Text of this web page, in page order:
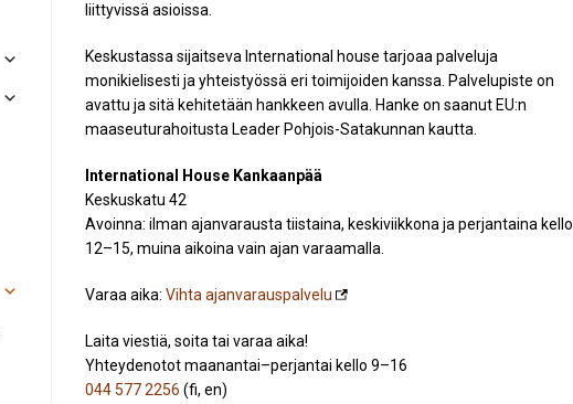
liittyvissä asioissa.
Keskustassa sijaitseva International house tarjoaa palveluja
monikielisesti ja yhteistyössä eri toimijoiden kanssa. Palvelupiste on
avattu ja sitä kehitetään hankkeen avulla. Hanke on saanut EU:n
maaseuturahoitusta Leader Pohjois-Satakunnan kautta.
International House Kankaanpää
Keskuskatu 42
Avoinna: ilman ajanvarausta tiistaina, keskiviikkona ja perjantaina kello
12–15, muina aikoina vain ajan varaamalla.
Varaa aika: Vihta ajanvarauspalvelu
Laita viestiä, soita tai varaa aika!
Yhteydenotot maanantai–perjantai kello 9–16
044 577 2256 (fi, en)